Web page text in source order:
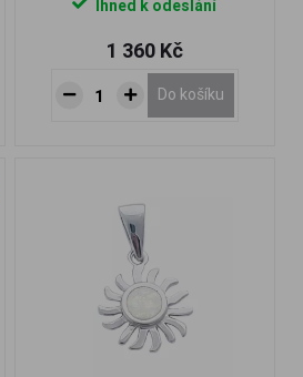
Ihned k odeslání
1 360 Kč
Do košíku